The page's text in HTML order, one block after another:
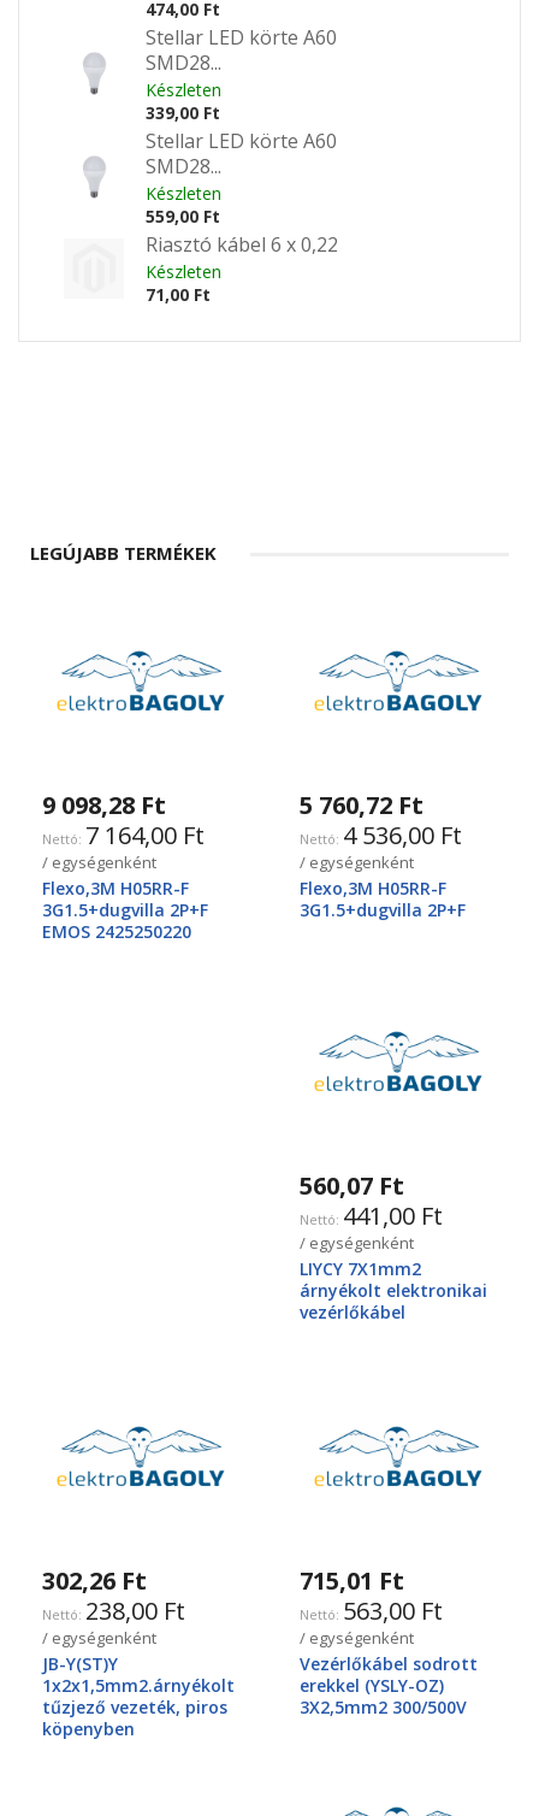
474,00 Ft
Stellar LED körte A60
SMD28...
Készleten
339,00 Ft
Stellar LED körte A60
SMD28...
Készleten
559,00 Ft
Riasztó kábel 6 x 0,22
Készleten
71,00 Ft
LEGÚJABB TERMÉKEK
9 098,28 Ft
7 164,00 Ft
/ egységenként
Flexo,3M H05RR-F
3G1.5+dugvilla 2P+F
EMOS 2425250220
5 760,72 Ft
4 536,00 Ft
/ egységenként
Flexo,3M H05RR-F
3G1.5+dugvilla 2P+F
560,07 Ft
441,00 Ft
/ egységenként
LIYCY 7X1mm2
árnyékolt elektronikai
vezérlőkábel
302,26 Ft
238,00 Ft
/ egységenként
JB-Y(ST)Y
1x2x1,5mm2.árnyékolt
tűzjező vezeték, piros
köpenyben
715,01 Ft
563,00 Ft
/ egységenként
Vezérlőkábel sodrott
erekkel (YSLY-OZ)
3X2,5mm2 300/500V